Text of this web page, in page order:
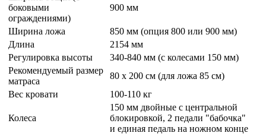
боковыми
ограждениями)
900 мм
Ширина ложа
850 мм (опция 800 или 900 мм)
Длина
2154 мм
Регулировка высоты
340-840 мм (с колесами 150 мм)
Рекомендуемый размер
матраса
80 x 200 см (для ложа 85 см)
Вес кровати
100-110 кг
Колеса
150 мм двойные с центральной
блокировкой, 2 педали "бабочка"
и единая педаль на ножном конце